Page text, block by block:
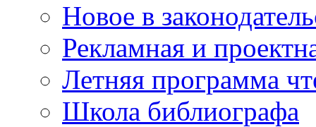
Новое в
Рекламная и
Летняя программа
Школа библиографа